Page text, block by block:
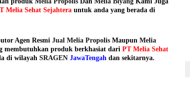
Melia Sehat Sejahtera untuk anda yang berada di
Agen Resmi Jual Melia Propolis Maupun Melia
membutuhkan produk berkhasiat dari PT Melia Sehat
di wilayah SRAGEN JawaTengah dan sekitarnya.